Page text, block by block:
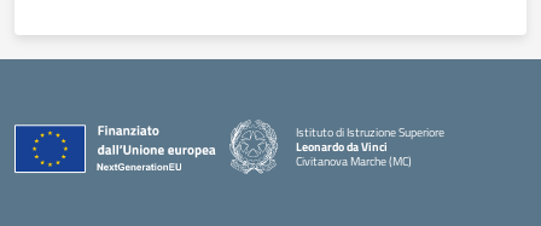
Istituto di Istruzione Superiore
Leonardo da Vinci
Civitanova Marche (MC)